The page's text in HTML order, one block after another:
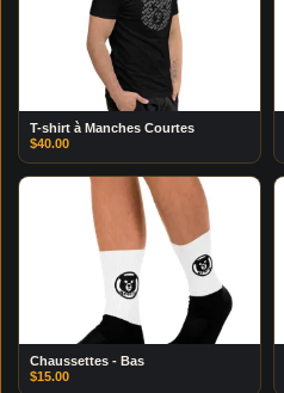
T-shirt à Manches Courtes
$40.00
Chaussettes - Bas
$15.00